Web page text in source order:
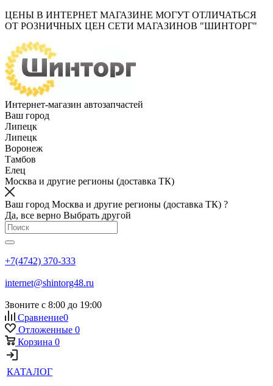
ЦЕНЫ В ИНТЕРНЕТ МАГАЗИНЕ МОГУТ ОТЛИЧАТЬСЯ
ОТ РОЗНИЧНЫХ ЦЕН СЕТИ МАГАЗИНОВ "ШИНТОРГ"
Интернет-магазин автозапчастей
Ваш город
Липецк
Липецк
Воронеж
Тамбов
Елец
Москва и другие регионы (доставка ТК)
Ваш город Москва и другие регионы (доставка ТК) ?
Да, все верно Выбрать другой
+7(4742) 370-333
internet@shintorg48.ru
Звоните с 8:00 до 19:00
Сравнение0
Отложенные 0
Корзина 0
КАТАЛОГ